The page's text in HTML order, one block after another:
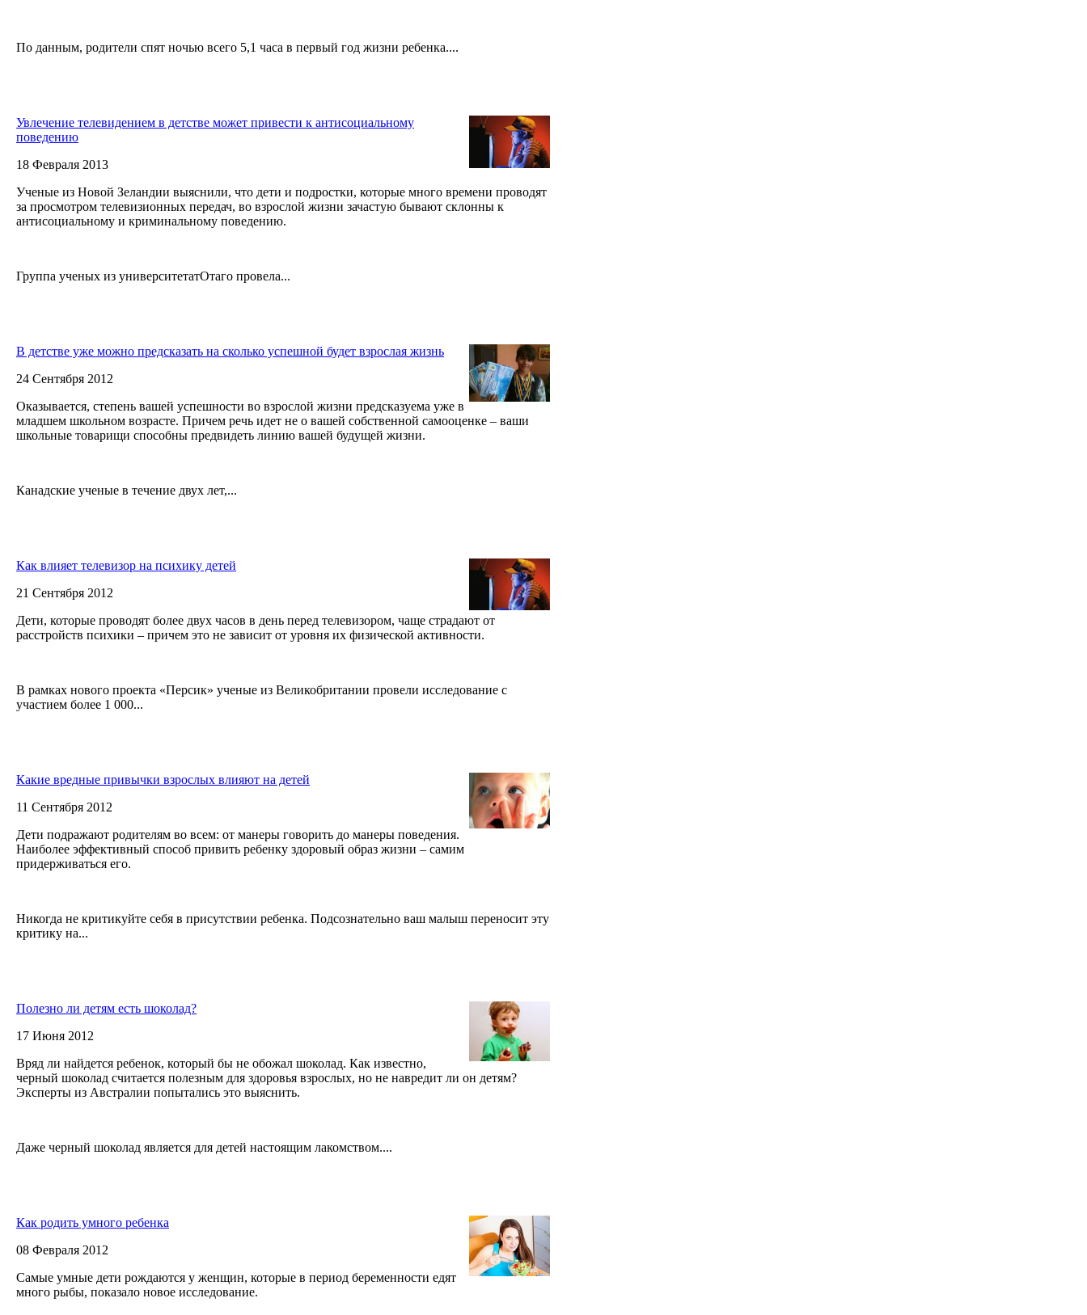
По данным, родители спят ночью всего 5,1 часа в первый год жизни ребенка....
Увлечение телевидением в детстве может привести к антисоциальному
поведению
18 Февраля 2013
Ученые из Новой Зеландии выяснили, что дети и подростки, которые много времени проводят
за просмотром телевизионных передач, во взрослой жизни зачастую бывают склонны к
антисоциальному и криминальному поведению.
Группа ученых из университетатОтаго провела...
В детстве уже можно предсказать на сколько успешной будет взрослая жизнь
24 Сентября 2012
Оказывается, степень вашей успешности во взрослой жизни предсказуема уже в
младшем школьном возрасте. Причем речь идет не о вашей собственной самооценке – ваши
школьные товарищи способны предвидеть линию вашей будущей жизни.
Канадские ученые в течение двух лет,...
Как влияет телевизор на психику детей
21 Сентября 2012
Дети, которые проводят более двух часов в день перед телевизором, чаще страдают от
расстройств психики – причем это не зависит от уровня их физической активности.
В рамках нового проекта «Персик» ученые из Великобритании провели исследование с
участием более 1 000...
Какие вредные привычки взрослых влияют на детей
11 Сентября 2012
Дети подражают родителям во всем: от манеры говорить до манеры поведения.
Наиболее эффективный способ привить ребенку здоровый образ жизни – самим
придерживаться его.
Никогда не критикуйте себя в присутствии ребенка. Подсознательно ваш малыш переносит эту
критику на...
Полезно ли детям есть шоколад?
17 Июня 2012
Вряд ли найдется ребенок, который бы не обожал шоколад. Как известно,
черный шоколад считается полезным для здоровья взрослых, но не навредит ли он детям?
Эксперты из Австралии попытались это выяснить.
Даже черный шоколад является для детей настоящим лакомством....
Как родить умного ребенка
08 Февраля 2012
Самые умные дети рождаются у женщин, которые в период беременности едят
много рыбы, показало новое исследование.